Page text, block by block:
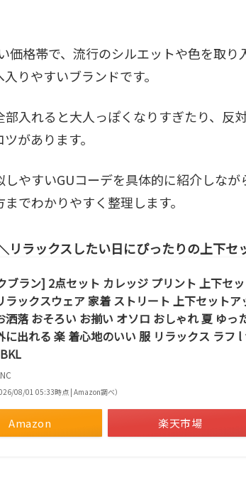
価格帯で、流行のシルエットや色を取
りやすいブランドです。
入れると大人っぽくなりすぎたり、反
があります。
やすいGUコーデを具体的に紹介しな
でわかりやすく整理します。
リラックスしたい日にぴったりの上下セ
ブラン] 2点セット カレッジ プリント 上下セ
ラックスウェア 家着 ストリート 上下セット
洒落 おそろい お揃い オソロ おしゃれ 夏 ゆっ
に出れる 楽 着心地のいい 服 リラックス ラフ
08/01 05:33時点 | Amazon調べ）
Amazon 楽天市場